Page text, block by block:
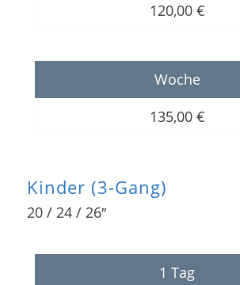
120,00 €
Woche
135,00 €
Kinder (3-Gang)
20 / 24 / 26″
1 Tag